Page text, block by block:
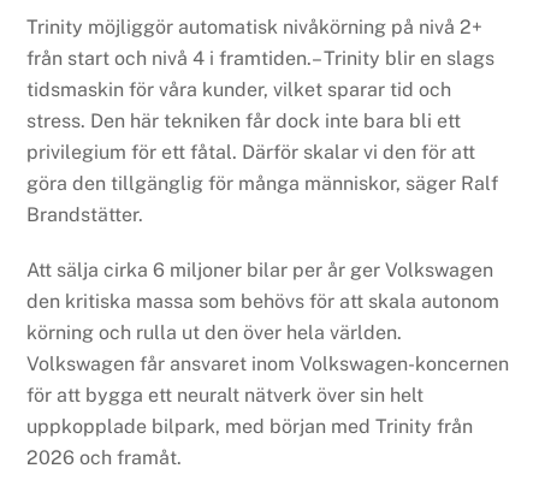
Trinity möjliggör automatisk nivåkörning på nivå 2+
från start och nivå 4 i framtiden.– Trinity blir en slags
tidsmaskin för våra kunder, vilket sparar tid och
stress. Den här tekniken får dock inte bara bli ett
privilegium för ett fåtal. Därför skalar vi den för att
göra den tillgänglig för många människor, säger Ralf
Brandstätter.
Att sälja cirka 6 miljoner bilar per år ger Volkswagen
den kritiska massa som behövs för att skala autonom
körning och rulla ut den över hela världen.
Volkswagen får ansvaret inom Volkswagen-koncernen
för att bygga ett neuralt nätverk över sin helt
uppkopplade bilpark, med början med Trinity från
2026 och framåt.